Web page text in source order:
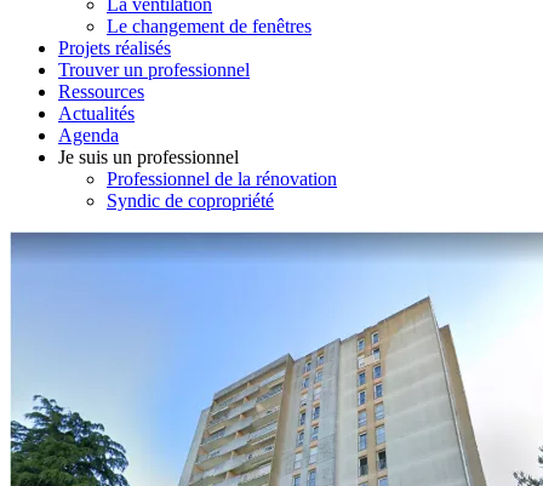
La ventilation
Le changement de fenêtres
Projets réalisés
Trouver un professionnel
Ressources
Actualités
Agenda
Je suis un professionnel
Professionnel de la rénovation
Syndic de copropriété